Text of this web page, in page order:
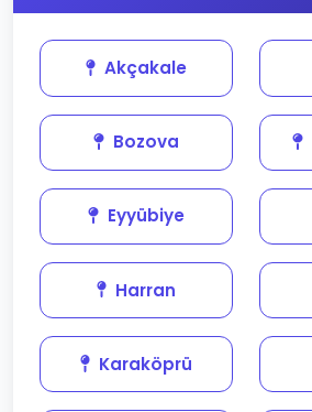
Akçakale
Bozova
Eyyübiye
Harran
Karaköprü